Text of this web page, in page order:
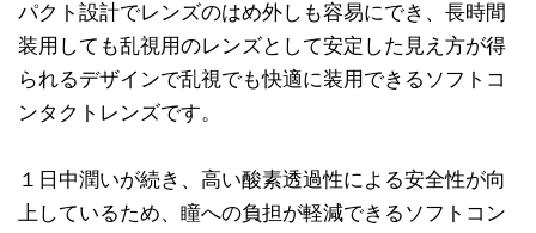
パクト設計でレンズのはめ外しも容易にでき、長時間
装用しても乱視用のレンズとして安定した見え方が得
られるデザインで乱視でも快適に装用できるソフトコ
ンタクトレンズです。
１日中潤いが続き、高い酸素透過性による安全性が向
上しているため、瞳への負担が軽減できるソフトコン